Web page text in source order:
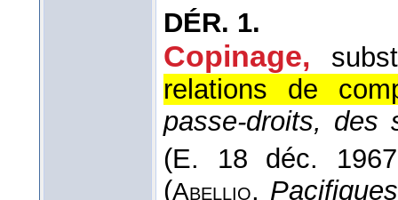
DÉR. 1.
Copinage,
relations de
passe-droits, des
(E. 18 déc.
(Abellio,